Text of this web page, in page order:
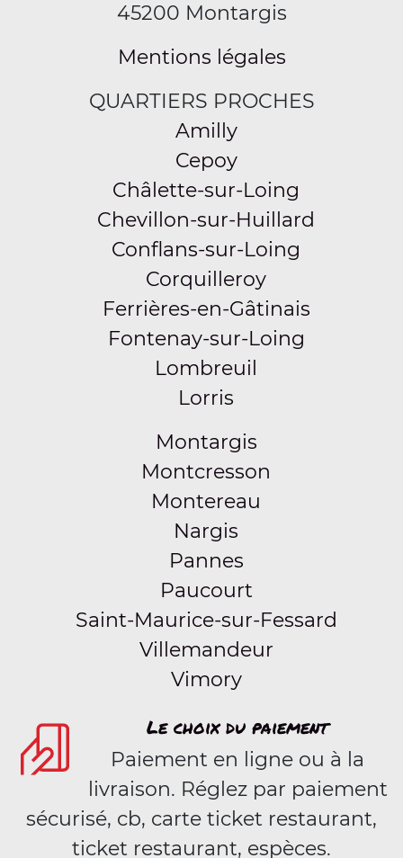
45200 Montargis
Mentions légales
QUARTIERS PROCHES
Amilly
Cepoy
Châlette-sur-Loing
Chevillon-sur-Huillard
Conflans-sur-Loing
Corquilleroy
Ferrières-en-Gâtinais
Fontenay-sur-Loing
Lombreuil
Lorris
Montargis
Montcresson
Montereau
Nargis
Pannes
Paucourt
Saint-Maurice-sur-Fessard
Villemandeur
Vimory
Le choix du paiement
Paiement en ligne ou à la
livraison. Réglez par paiement
sécurisé, cb, carte ticket restaurant,
ticket restaurant, espèces.